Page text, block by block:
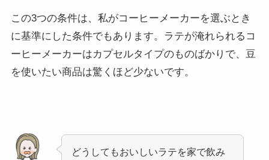
この3つの条件は、私がコーヒーメーカーを選ぶとき
に基準にした条件でもあります。ラテが淹れられるコ
ーヒーメーカーはカプセルタイプのものばかりで、豆
を使いたい商品は驚くほど少ないです。
どうしてもおいしいラテを家で飲み